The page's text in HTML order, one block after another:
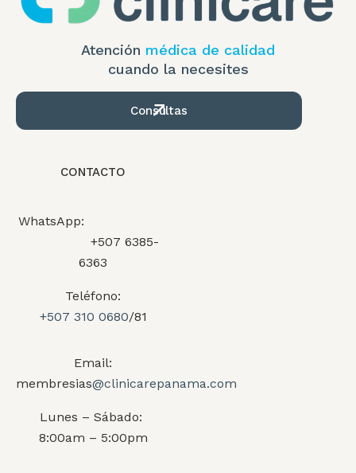
Atención médica de calidad
cuando la necesites
Consultas
CONTACTO
WhatsApp:
+507 6385-
6363
Teléfono:
+507 310 0680/81
Email:
membresias@clinicarepanama.com
Lunes – Sábado:
8:00am – 5:00pm